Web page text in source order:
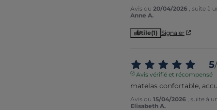
Avis du 20/04/2026
, suite à
Anne A.
Utile(1) Signaler
5/
Avis vérifié et récompensé
matelas confortable,
Avis du 15/04/2026
, suite à
Elisabeth A.